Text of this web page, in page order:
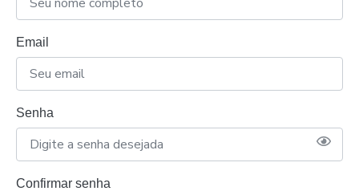
Email
Senha
Confirmar senha